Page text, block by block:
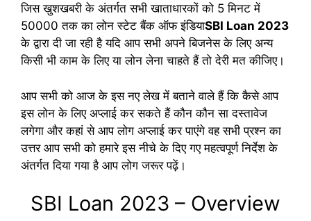
जिस खुशखबरी के अंतर्गत सभी खाताधारकों को 5 मिनट में
50000 तक का लोन स्टेट बैंक ऑफ इंडियाSBI Loan 2023
के द्वारा दी जा रही है यदि आप सभी अपने बिजनेस के लिए अन्य
किसी भी काम के लिए या लोन लेना चाहते हैं तो देरी मत कीजिए।
आप सभी को आज के इस नए लेख में बताने वाले हैं कि कैसे आप
इस लोन के लिए अप्लाई कर सकते हैं कौन कौन सा दस्तावेज
लगेगा और कहां से आप लोग अप्लाई कर पाएंगे वह सभी प्रश्न का
उत्तर आप सभी को हमारे इस नीचे के दिए गए महत्वपूर्ण निर्देश के
अंतर्गत दिया गया है आप लोग जरूर पढ़ें।
SBI Loan 2023 – Overview